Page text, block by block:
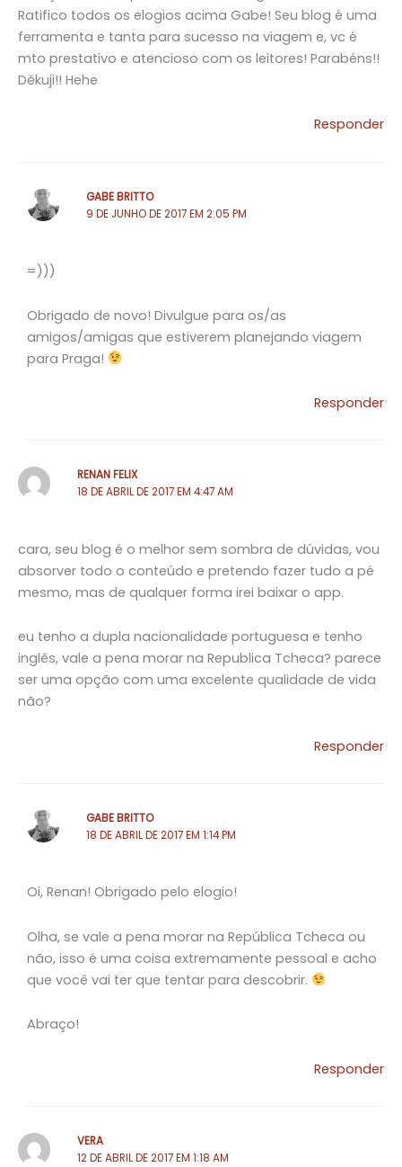
Ratifico todos os elogios acima Gabe! Seu blog é uma
ferramenta e tanta para sucesso na viagem e, vc é
mto prestativo e atencioso com os leitores! Parabéns!!
Děkuji!! Hehe
Responder
GABE BRITTO
9 DE JUNHO DE 2017 EM 2:05 PM
=)))
Obrigado de novo! Divulgue para os/as
amigos/amigas que estiverem planejando viagem
para Praga!
Responder
RENAN FELIX
18 DE ABRIL DE 2017 EM 4:47 AM
cara, seu blog é o melhor sem sombra de dúvidas, vou
absorver todo o conteúdo e pretendo fazer tudo a pé
mesmo, mas de qualquer forma irei baixar o app.
eu tenho a dupla nacionalidade portuguesa e tenho
inglês, vale a pena morar na Republica Tcheca? parece
ser uma opção com uma excelente qualidade de vida
não?
Responder
GABE BRITTO
18 DE ABRIL DE 2017 EM 1:14 PM
Oi, Renan! Obrigado pelo elogio!
Olha, se vale a pena morar na República Tcheca ou
não, isso é uma coisa extremamente pessoal e acho
que você vai ter que tentar para descobrir.
Abraço!
Responder
VERA
12 DE ABRIL DE 2017 EM 1:18 AM